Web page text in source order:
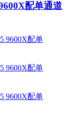
配单通道